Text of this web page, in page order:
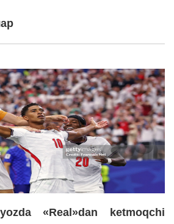
«Real»dan ketmoqchi